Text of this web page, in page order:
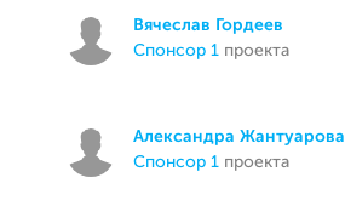
Вячеслав Гордеев
спонсор 1 проекта
Александра Жантуарова
спонсор 1 проекта